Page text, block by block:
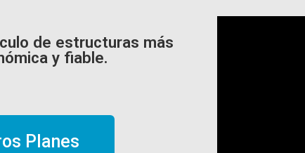
de estructuras más
y fiable.
Planes